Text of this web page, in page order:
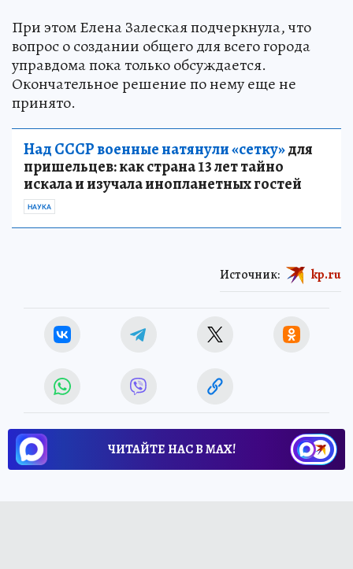
При этом Елена Залеская подчеркнула, что
вопрос о создании общего для всего города
управдома пока только обсуждается.
Окончательное решение по нему еще не
принято.
Над СССР военные натянули «сетку»для
пришельцев: как страна 13 лет тайно
искала и изучала инопланетных гостей
НАУКА
Источник: kp.ru
ЧИТАЙТЕ НАС В МАХ!